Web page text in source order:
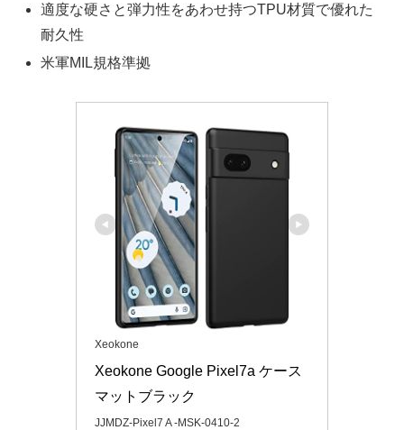
適度な硬さと弾力性をあわせ持つTPU材質で優れた
耐久性
米軍MIL規格準拠
Xeokone
Xeokone Google Pixel7a ケース
マットブラック
JJMDZ-Pixel7 A -MSK-0410-2